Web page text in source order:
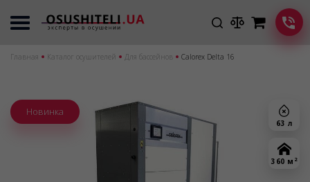
Главная Каталог осушителей Для бассейнов Calorex Delta 16
63 л
360 м 2
Новинка